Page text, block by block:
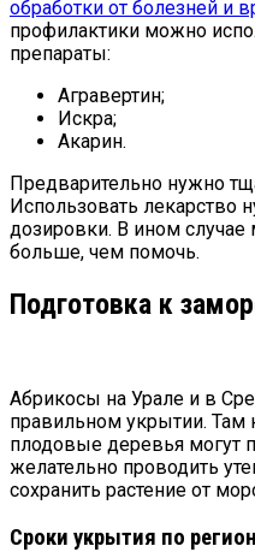
обработки от болезней и
профилактики можно
препараты:
Агравертин;
Искра;
Акарин.
Предварительно нужно
Использовать лекарство
дозировки. В ином
больше, чем помочь.
Подготовка к
Абрикосы на Урале и в
правильном укрытии. Там
плодовые деревья могут
желательно проводить
сохранить растение от
Сроки укрытия по